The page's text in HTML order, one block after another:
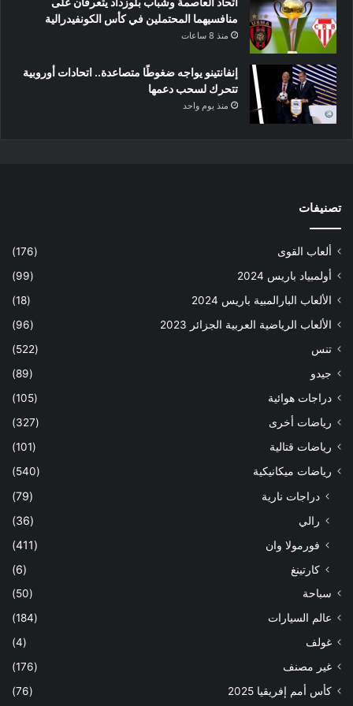
منافسيهما المحتملين في كأس الكونفيدرالية
منذ 8 ساعات
إنفانتينو يواجه ضغوطًا متصاعدة.. اتحادات أوروبية
تتحرك لسحب دعمها
منذ يوم واحد
تصنيفات
ألعاب القوى
(176)
أولمبياد باريس 2024
(99)
الألعاب البارالمبية باريس 2024
(18)
الألعاب الرياضية العربية الجزائر 2023
(96)
تنس
(522)
جيدو
(89)
دراجات هوائية
(105)
رياضات أخرى
(327)
رياضات قتالية
(101)
رياضات ميكانيكية
(540)
دراجات نارية
(79)
رالي
(36)
فورمولا وان
(411)
كارتينغ
(6)
سباحة
(50)
عالم السيارات
(184)
غولف
(4)
غير مصنف
(176)
كأس أمم إفريقيا 2025
(76)